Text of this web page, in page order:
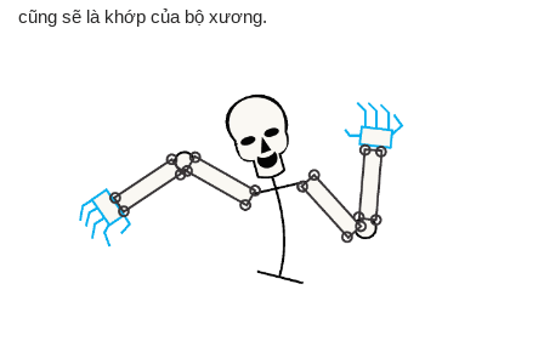
cũng sẽ là khớp của bộ xương.